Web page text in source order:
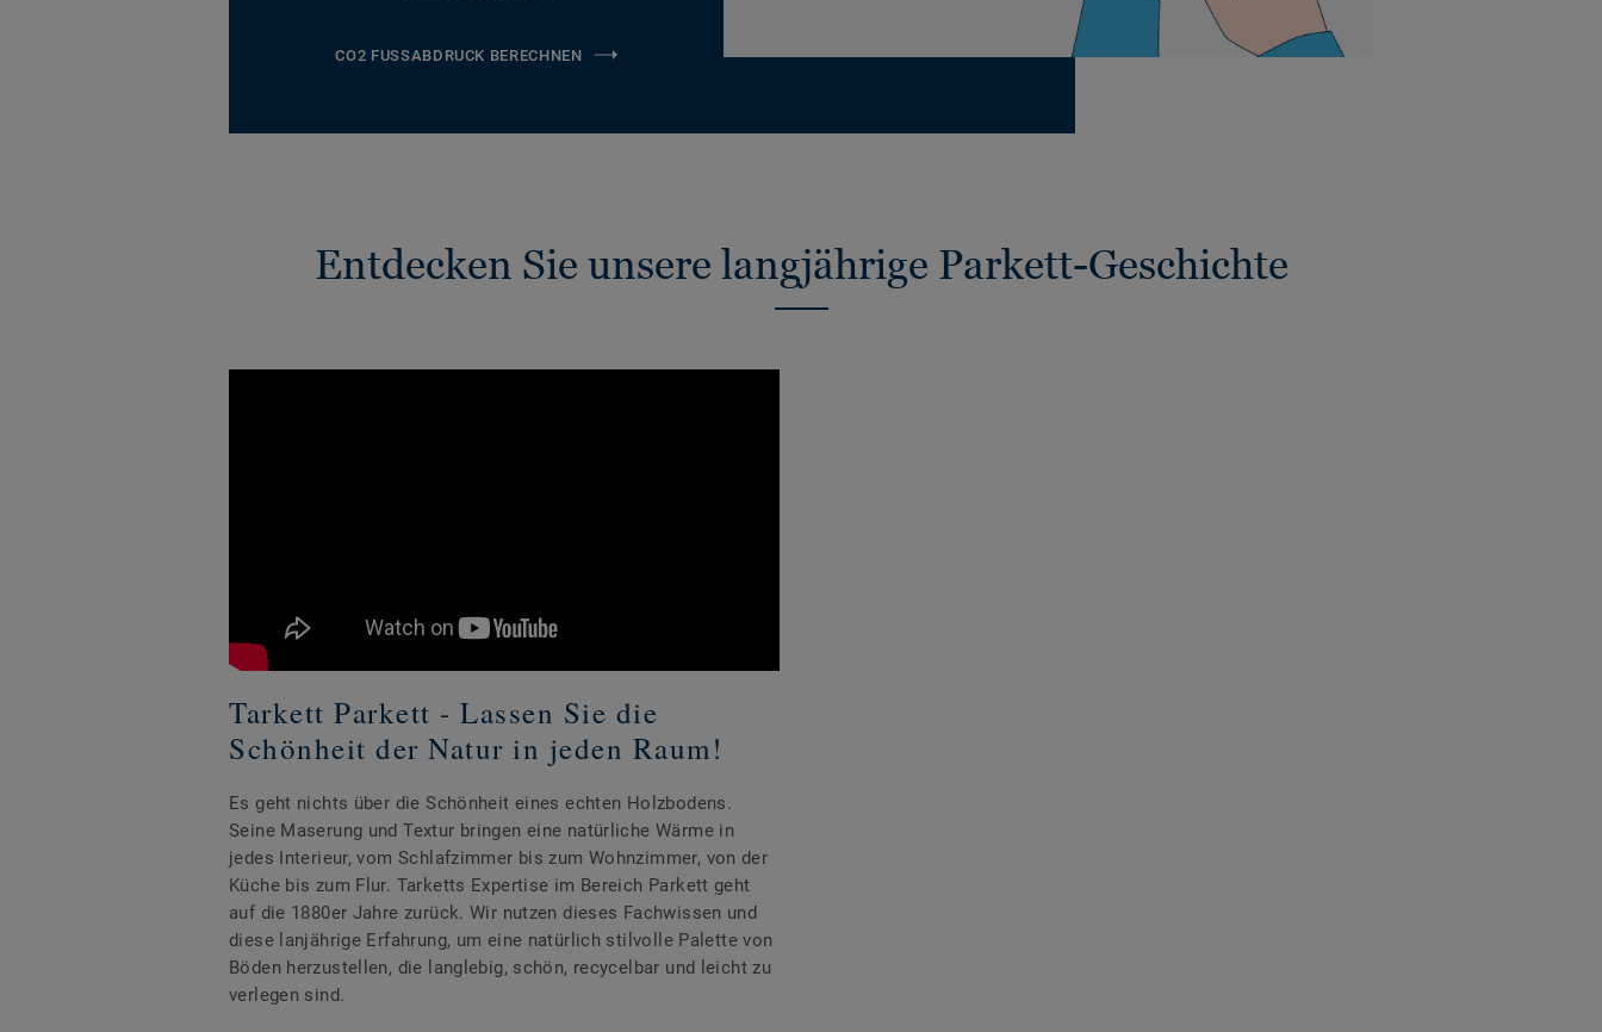
CO2 FUSSABDRUCK BERECHNEN
Entdecken Sie unsere langjährige Parkett-Geschichte
Tarkett Parkett - Lassen Sie die
Schönheit der Natur in jeden Raum!
Es geht nichts über die Schönheit eines echten Holzbodens.
Seine Maserung und Textur bringen eine natürliche Wärme in
jedes Interieur, vom Schlafzimmer bis zum Wohnzimmer, von der
Küche bis zum Flur. Tarketts Expertise im Bereich Parkett geht
auf die 1880er Jahre zurück. Wir nutzen dieses Fachwissen und
diese lanjährige Erfahrung, um eine natürlich stilvolle Palette von
Böden herzustellen, die langlebig, schön, recycelbar und leicht zu
verlegen sind.